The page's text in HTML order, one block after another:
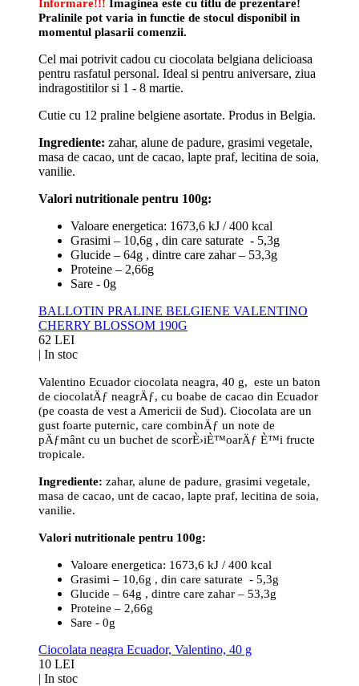
Informare!!! Imaginea este cu titlu de prezentare!
Pralinile pot varia in functie de stocul disponibil in
momentul plasarii comenzii.
Cel mai potrivit cadou cu ciocolata belgiana delicioasa
pentru rasfatul personal. Ideal si pentru aniversare, ziua
indragostitilor si 1 - 8 martie.
Cutie cu 12 praline belgiene asortate. Produs in Belgia.
Ingrediente: zahar, alune de padure, grasimi vegetale,
masa de cacao, unt de cacao, lapte praf, lecitina de soia,
vanilie.
Valori nutritionale pentru 100g:
Valoare energetica: 1673,6 kJ / 400 kcal
Grasimi – 10,6g , din care saturate - 5,3g
Glucide – 64g , dintre care zahar – 53,3g
Proteine – 2,66g
Sare - 0g
BALLOTIN PRALINE BELGIENE VALENTINO
CHERRY BLOSSOM 190G
62 LEI
| In stoc
Valentino Ecuador ciocolata neagra, 40 g, este un baton
de ciocolatÄƒ neagrÄƒ, cu boabe de cacao din Ecuador
(pe coasta de vest a Americii de Sud). Ciocolata are un
gust foarte puternic, care combinÄƒ un note de
pÄƒmânt cu un buchet de scorÈ›iÈ™oarÄƒ È™i fructe
tropicale.
Ingrediente: zahar, alune de padure, grasimi vegetale,
masa de cacao, unt de cacao, lapte praf, lecitina de soia,
vanilie.
Valori nutritionale pentru 100g:
Valoare energetica: 1673,6 kJ / 400 kcal
Grasimi – 10,6g , din care saturate - 5,3g
Glucide – 64g , dintre care zahar – 53,3g
Proteine – 2,66g
Sare - 0g
Ciocolata neagra Ecuador, Valentino, 40 g
10 LEI
| In stoc